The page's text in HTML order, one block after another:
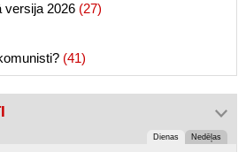
versija 2026 (27)
(41)
Dienas Nedēļas